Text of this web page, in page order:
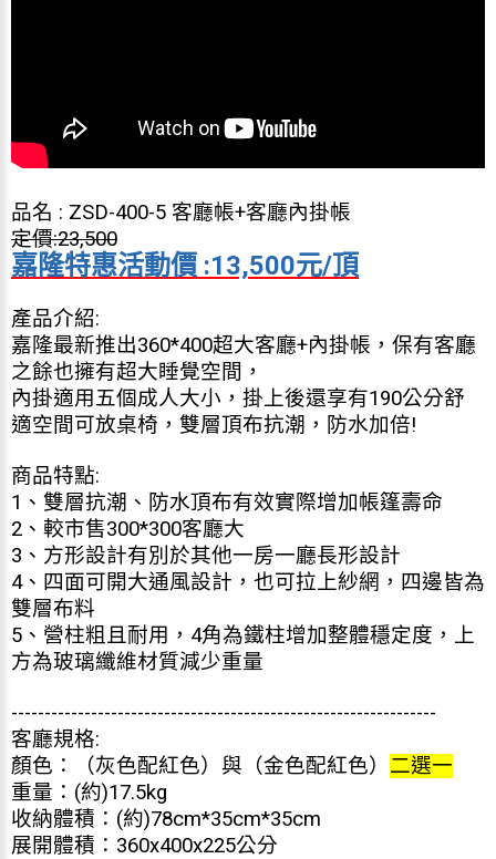
品名 : ZSD-400-5 客廳帳+客廳內掛帳
定價:23,500
嘉隆特惠活動價 :13,500元/頂
產品介紹:
嘉隆最新推出360*400超大客廳+內掛帳，保有客廳
之餘也擁有超大睡覺空間，
內掛適用五個成人大小，掛上後還享有190公分舒
適空間可放桌椅，雙層頂布抗潮，防水加倍!
商品特點:
1、雙層抗潮、防水頂布有效實際增加帳篷壽命
2、較市售300*300客廳大
3、方形設計有別於其他一房一廳長形設計
4、四面可開大通風設計，也可拉上紗網，四邊皆為
雙層布料
5、營柱粗且耐用，4角為鐵柱增加整體穩定度，上
方為玻璃纖維材質減少重量
----------------------------------------------------------------
客廳規格:
顏色：（灰色配紅色）與（金色配紅色） 二選一
重量：(約)17.5kg
收納體積：(約)78cm*35cm*35cm
展開體積：360x400x225公分